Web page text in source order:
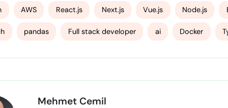
naar freelance consultancy in 2025,heb ik me sterk
AWS React.js Next.js Vue.js Node.js
pandas Full stack developer ai Docker
Mehmet Cemil